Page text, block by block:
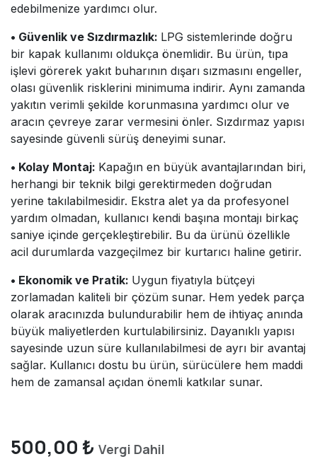
edebilmenize yardımcı olur.
• Güvenlik ve Sızdırmazlık: LPG sistemlerinde doğru
bir kapak kullanımı oldukça önemlidir. Bu ürün, tıpa
işlevi görerek yakıt buharının dışarı sızmasını engeller,
olası güvenlik risklerini minimuma indirir. Aynı zamanda
yakıtın verimli şekilde korunmasına yardımcı olur ve
aracın çevreye zarar vermesini önler. Sızdırmaz yapısı
sayesinde güvenli sürüş deneyimi sunar.
• Kolay Montaj: Kapağın en büyük avantajlarından biri,
herhangi bir teknik bilgi gerektirmeden doğrudan
yerine takılabilmesidir. Ekstra alet ya da profesyonel
yardım olmadan, kullanıcı kendi başına montajı birkaç
saniye içinde gerçekleştirebilir. Bu da ürünü özellikle
acil durumlarda vazgeçilmez bir kurtarıcı haline getirir.
• Ekonomik ve Pratik: Uygun fiyatıyla bütçeyi
zorlamadan kaliteli bir çözüm sunar. Hem yedek parça
olarak aracınızda bulundurabilir hem de ihtiyaç anında
büyük maliyetlerden kurtulabilirsiniz. Dayanıklı yapısı
sayesinde uzun süre kullanılabilmesi de ayrı bir avantaj
sağlar. Kullanıcı dostu bu ürün, sürücülere hem maddi
hem de zamansal açıdan önemli katkılar sunar.
500,00 ₺ Vergi Dahil